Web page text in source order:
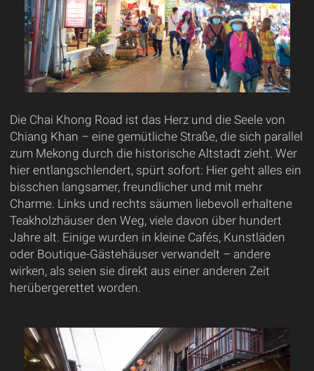
Die Chai Khong Road ist das Herz und die Seele von
Chiang Khan – eine gemütliche Straße, die sich parallel
zum Mekong durch die historische Altstadt zieht. Wer
hier entlangschlendert, spürt sofort: Hier geht alles ein
bisschen langsamer, freundlicher und mit mehr
Charme. Links und rechts säumen liebevoll erhaltene
Teakholzhäuser den Weg, viele davon über hundert
Jahre alt. Einige wurden in kleine Cafés, Kunstläden
oder Boutique-Gästehäuser verwandelt – andere
wirken, als seien sie direkt aus einer anderen Zeit
herübergerettet worden.